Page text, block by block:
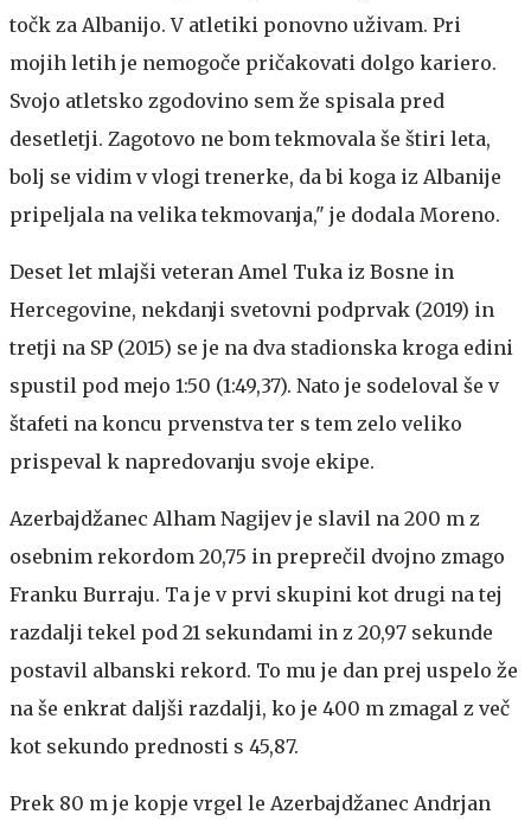
točk za Albanijo. V atletiki ponovno uživam. Pri
mojih letih je nemogoče pričakovati dolgo kariero.
Svojo atletsko zgodovino sem že spisala pred
desetletji. Zagotovo ne bom tekmovala še štiri leta,
bolj se vidim v vlogi trenerke, da bi koga iz Albanije
pripeljala na velika tekmovanja," je dodala Moreno.
Deset let mlajši veteran Amel Tuka iz Bosne in
Hercegovine, nekdanji svetovni podprvak (2019) in
tretji na SP (2015) se je na dva stadionska kroga edini
spustil pod mejo 1:50 (1:49,37). Nato je sodeloval še v
štafeti na koncu prvenstva ter s tem zelo veliko
prispeval k napredovanju svoje ekipe.
Azerbajdžanec Alham Nagijev je slavil na 200 m z
osebnim rekordom 20,75 in preprečil dvojno zmago
Franku Burraju. Ta je v prvi skupini kot drugi na tej
razdalji tekel pod 21 sekundami in z 20,97 sekunde
postavil albanski rekord. To mu je dan prej uspelo že
na še enkrat daljši razdalji, ko je 400 m zmagal z več
kot sekundo prednosti s 45,87.
Prek 80 m je kopje vrgel le Azerbajdžanec Andrjan